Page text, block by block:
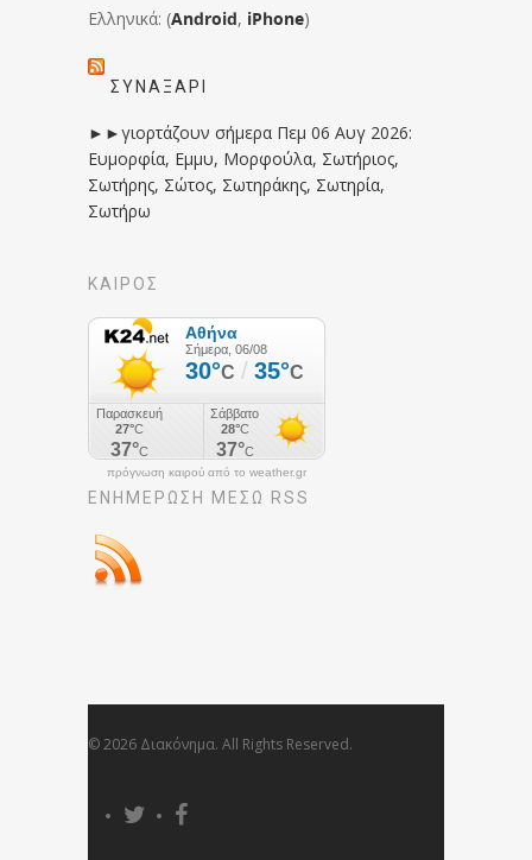
Ελληνικά: (Android, iPhone)
ΣΥΝΑΞΆΡΙ
►►γιορτάζουν σήμερα Πεμ 06 Αυγ 2026:
Ευμορφία, Εμμυ, Μορφούλα, Σωτήριος,
Σωτήρης, Σώτος, Σωτηράκης, Σωτηρία,
Σωτήρω
ΚΑΙΡΟΣ
πρόγνωση καιρού από το weather.gr
ΕΝΗΜΈΡΩΣΉ ΜΕΣΩ RSS
© 2026 Διακόνημα. All Rights Reserved.